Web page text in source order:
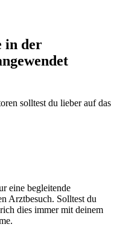
in der
solltest du lieber auf das
eine begleitende
Arztbesuch. Solltest du
dies immer mit deinem